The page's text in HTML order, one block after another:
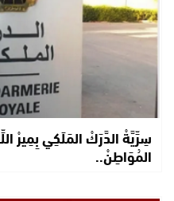
سِرِّيَّةْ الدَّرَكْ المَلَكِي بِمِيرْ
المُوَاطِنْ..